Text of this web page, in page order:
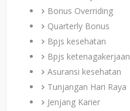
Bonus Overriding
Quarterly Bonus
Bpjs kesehatan
Bpjs ketenagakerjaan
Asuransi kesehatan
Tunjangan Hari Raya
Jenjang Karier